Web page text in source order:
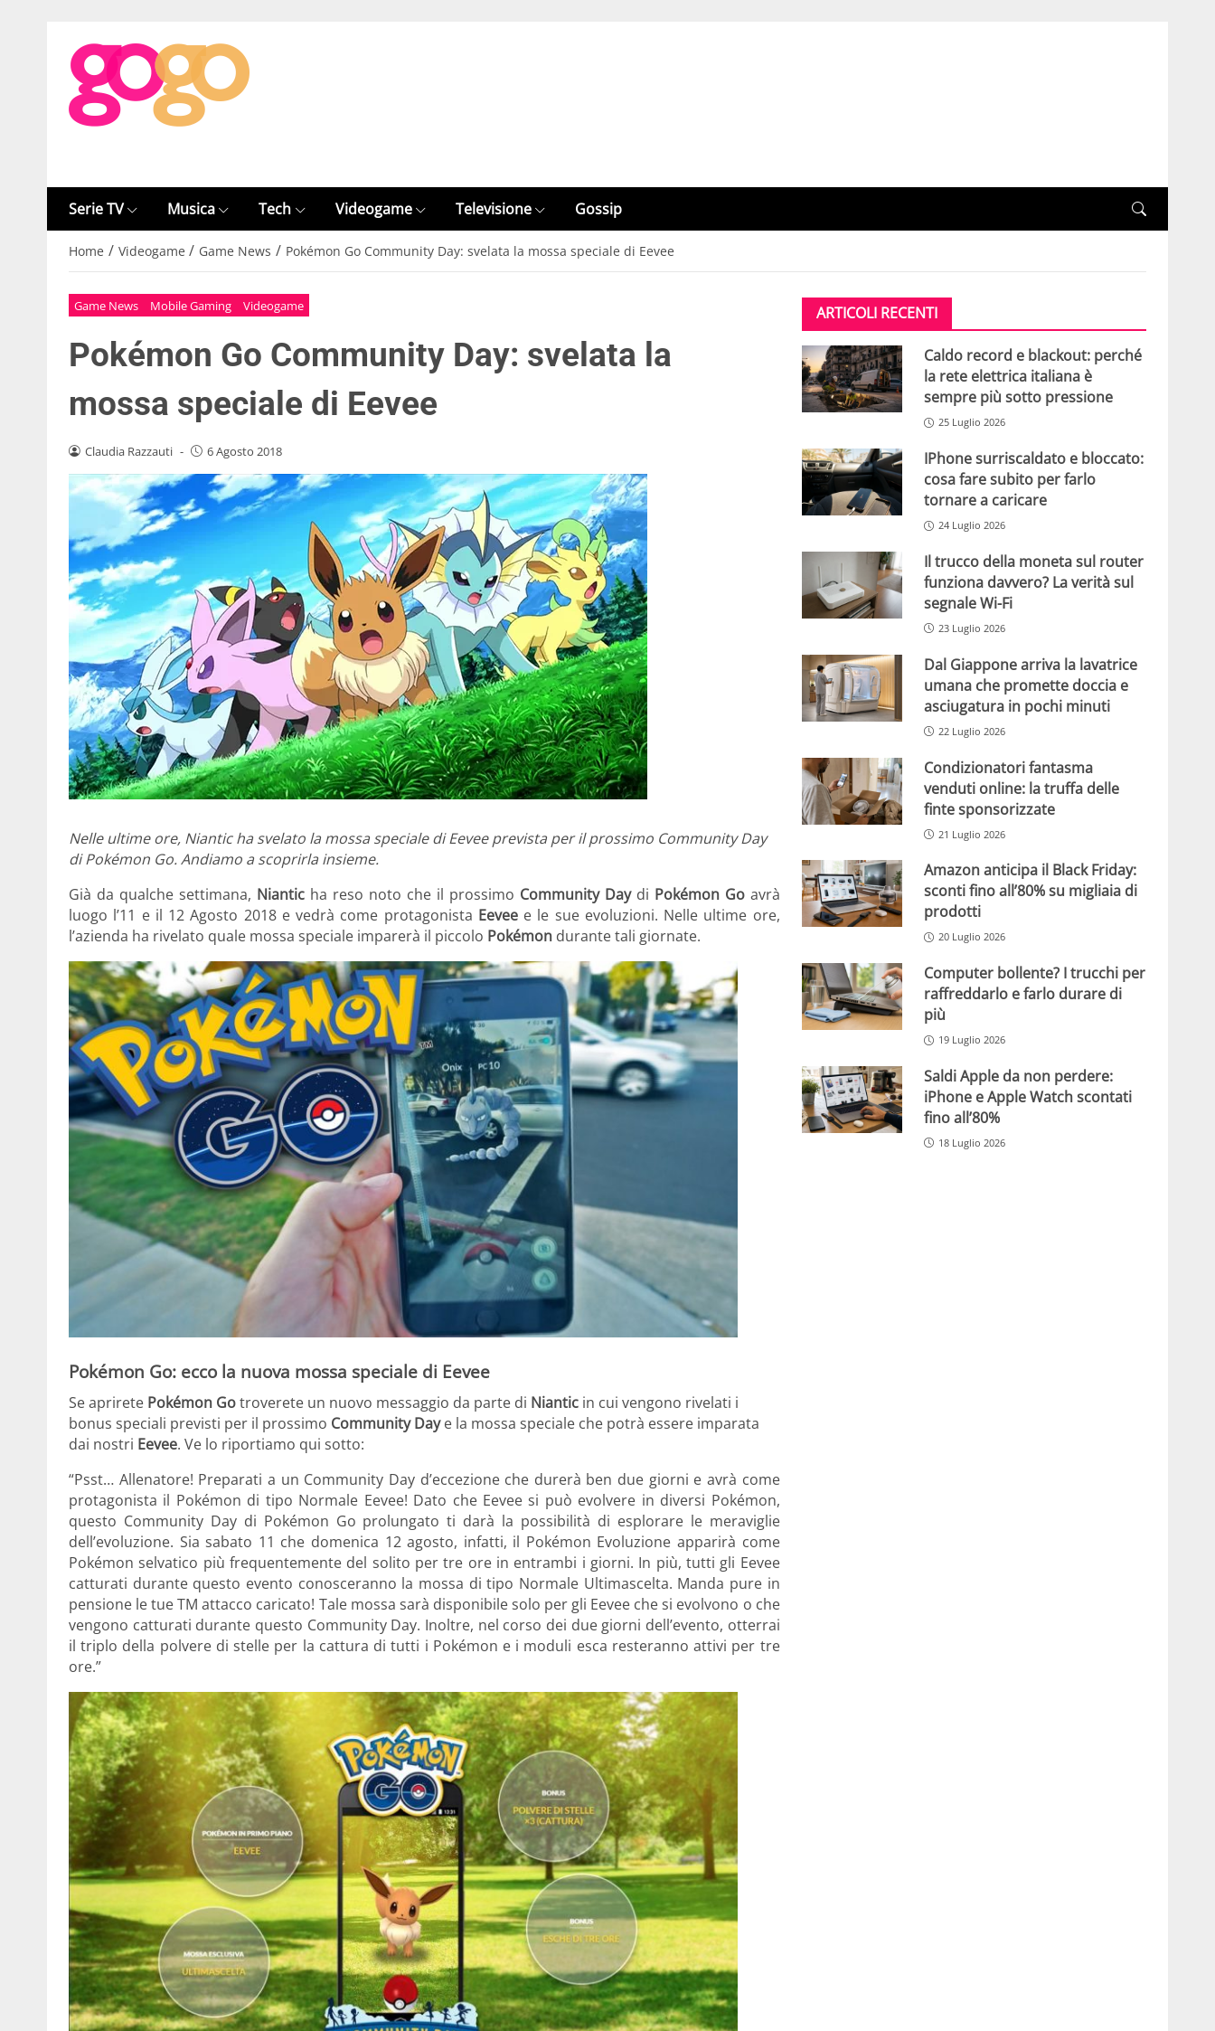
Serie TV Musica Tech Videogame Televisione Gossip
Home / Videogame / Game News / Pokémon Go Community Day: svelata la mossa speciale di Eevee
Game News Mobile Gaming Videogame
Pokémon Go Community Day: svelata la
mossa speciale di Eevee
Claudia Razzauti - 6 Agosto 2018
Nelle ultime ore, Niantic ha svelato la mossa speciale di Eevee prevista per il prossimo Community Day
di Pokémon Go. Andiamo a scoprirla insieme.
Già da qualche settimana, Nianticha reso noto che il prossimo Community Daydi Pokémon Goavrà
luogo l’11 e il 12 Agosto 2018 e vedrà come protagonista Eeveee le sue evoluzioni. Nelle ultime ore,
l’azienda ha rivelato quale mossa speciale imparerà il piccolo Pokémon durante tali giornate.
Pokémon Go: ecco la nuova mossa speciale di Eevee
Se aprirete Pokémon Gotroverete un nuovo messaggio da parte di Niantic in cui vengono rivelati i
bonus speciali previsti per il prossimo Community Daye la mossa speciale che potrà essere imparata
dai nostri Eevee. Ve lo riportiamo qui sotto:
“Psst… Allenatore! Preparati a un Community Day d’eccezione che durerà ben due giorni e avrà come
protagonista il Pokémon di tipo Normale Eevee! Dato che Eevee si può evolvere in diversi Pokémon,
questo Community Day di Pokémon Go prolungato ti darà la possibilità di esplorare le meraviglie
dell’evoluzione. Sia sabato 11 che domenica 12 agosto, infatti, il Pokémon Evoluzione apparirà come
Pokémon selvatico più frequentemente del solito per tre ore in entrambi i giorni. In più, tutti gli Eevee
catturati durante questo evento conosceranno la mossa di tipo Normale Ultimascelta. Manda pure in
pensione le tue TM attacco caricato! Tale mossa sarà disponibile solo per gli Eevee che si evolvono o che
vengono catturati durante questo Community Day. Inoltre, nel corso dei due giorni dell’evento, otterrai
il triplo della polvere di stelle per la cattura di tutti i Pokémon e i moduli esca resteranno attivi per tre
ore.”
ARTICOLI RECENTI
Caldo record e blackout: perché
la rete elettrica italiana è
sempre più sotto pressione
25 Luglio 2026
IPhone surriscaldato e bloccato:
cosa fare subito per farlo
tornare a caricare
24 Luglio 2026
Il trucco della moneta sul router
funziona davvero? La verità sul
segnale Wi-Fi
23 Luglio 2026
Dal Giappone arriva la lavatrice
umana che promette doccia e
asciugatura in pochi minuti
22 Luglio 2026
Condizionatori fantasma
venduti online: la truffa delle
finte sponsorizzate
21 Luglio 2026
Amazon anticipa il Black Friday:
sconti fino all’80% su migliaia di
prodotti
20 Luglio 2026
Computer bollente? I trucchi per
raffreddarlo e farlo durare di
più
19 Luglio 2026
Saldi Apple da non perdere:
iPhone e Apple Watch scontati
fino all’80%
18 Luglio 2026